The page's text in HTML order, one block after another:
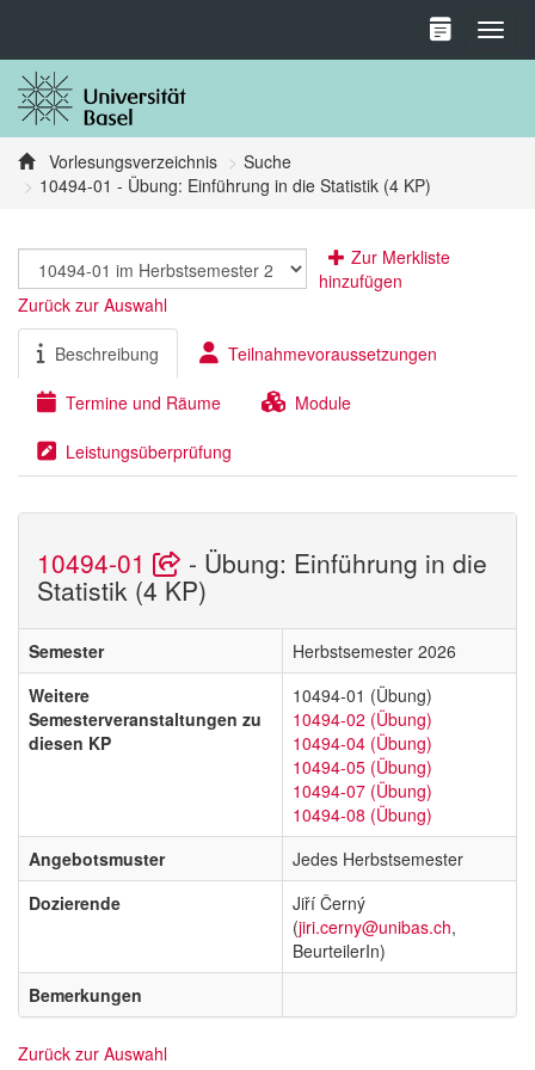
Vorlesungsverzeichnis
Suche
10494-01 - Übung: Einführung in die Statistik (4 KP)
Zur Merkliste
hinzufügen
Zurück zur Auswahl
Beschreibung Teilnahmevoraussetzungen
Termine und Räume Module
Leistungsüberprüfung
10494-01 - Übung: Einführung in die
Statistik (4 KP)
Semester
Herbstsemester 2026
Weitere
Semesterveranstaltungen zu
diesen KP
10494-01 (Übung)
10494-02 (Übung)
10494-04 (Übung)
10494-05 (Übung)
10494-07 (Übung)
10494-08 (Übung)
Angebotsmuster
Jedes Herbstsemester
Dozierende
Jiří Černý
(jiri.cerny@unibas.ch,
BeurteilerIn)
Bemerkungen
Zurück zur Auswahl